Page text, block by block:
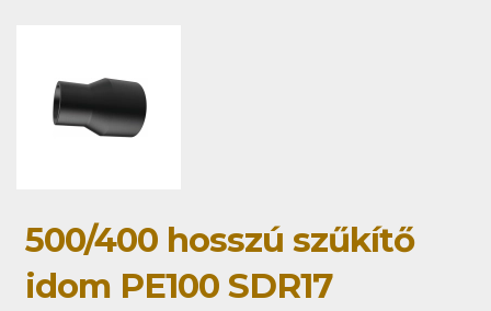
500/400 hosszú szűkítő
idom PE100 SDR17